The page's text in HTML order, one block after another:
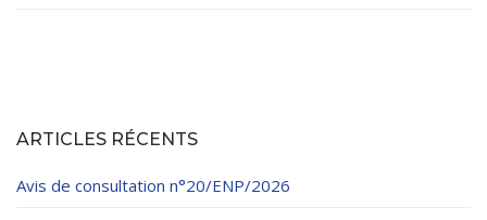
ARTICLES RÉCENTS
Avis de consultation n°20/ENP/2026